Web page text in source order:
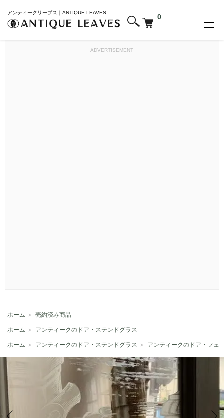
アンティークリーブス｜ANTIQUE LEAVES
0
ADVERTISEMENT
ホーム ＞ 売約済み商品
ホーム ＞ アンティークのドア・ステンドグラス
ホーム ＞ アンティークのドア・ステンドグラス ＞ アンティークのドア・フェ